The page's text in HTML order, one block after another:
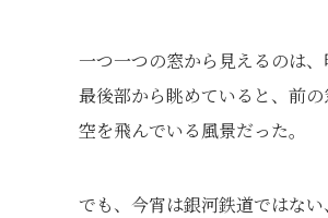
一つ一つの窓から見えるのは
最後部から眺めていると、前
空を飛んでいる風景だった。
でも、今宵は銀河鉄道ではな